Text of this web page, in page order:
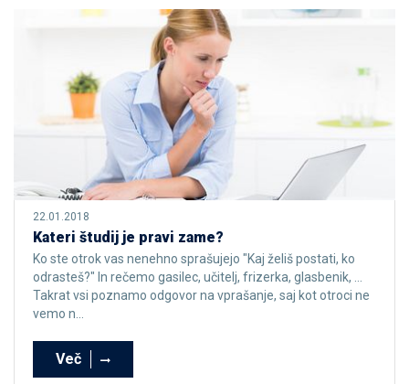
22.01.2018
Kateri študij je pravi zame?
Ko ste otrok vas nenehno sprašujejo "Kaj želiš postati, ko
odrasteš?" In rečemo gasilec, učitelj, frizerka, glasbenik, …
Takrat vsi poznamo odgovor na vprašanje, saj kot otroci ne
vemo n...
Več